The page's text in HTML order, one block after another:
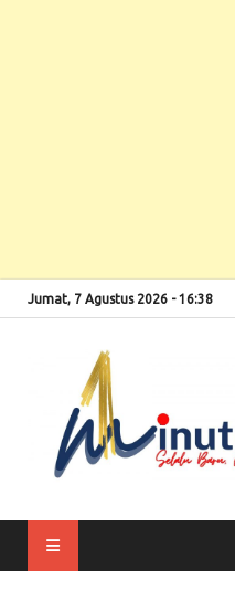
Jumat, 7 Agustus 2026 - 16:38